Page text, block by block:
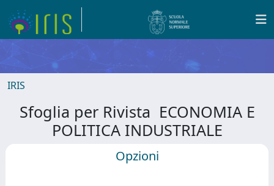
IRIS
Sfoglia per Rivista ECONOMIA E
POLITICA INDUSTRIALE
Opzioni